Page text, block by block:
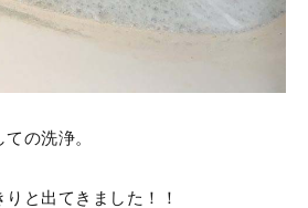
の洗浄。
と出てきました！！